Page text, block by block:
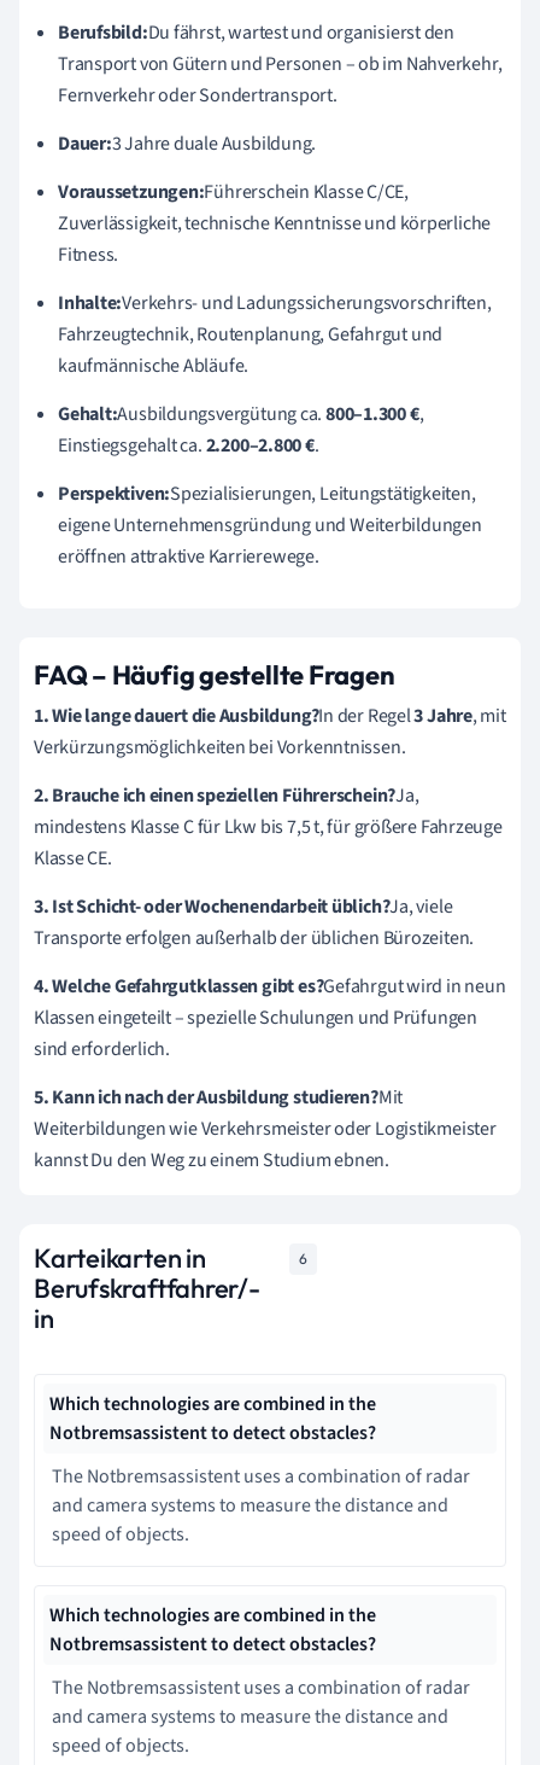
Berufsbild:Du fährst, wartest und organisierst den
Transport von Gütern und Personen – ob im Nahverkehr,
Fernverkehr oder Sondertransport.
Dauer:3 Jahre duale Ausbildung.
Voraussetzungen:Führerschein Klasse C/CE,
Zuverlässigkeit, technische Kenntnisse und körperliche
Fitness.
Inhalte:Verkehrs- und Ladungssicherungsvorschriften,
Fahrzeugtechnik, Routenplanung, Gefahrgut und
kaufmännische Abläufe.
Gehalt:Ausbildungsvergütung ca.800–1.300 €,
Einstiegsgehalt ca.2.200–2.800 €.
Perspektiven:Spezialisierungen, Leitungstätigkeiten,
eigene Unternehmensgründung und Weiterbildungen
eröffnen attraktive Karrierewege.
FAQ – Häufig gestellte Fragen
1. Wie lange dauert die Ausbildung?In der Regel3 Jahre, mit
Verkürzungsmöglichkeiten bei Vorkenntnissen.
2. Brauche ich einen speziellen Führerschein?Ja,
mindestens Klasse C für Lkw bis 7,5 t, für größere Fahrzeuge
Klasse CE.
3. Ist Schicht- oder Wochenendarbeit üblich?Ja, viele
Transporte erfolgen außerhalb der üblichen Bürozeiten.
4. Welche Gefahrgutklassen gibt es?Gefahrgut wird in neun
Klassen eingeteilt – spezielle Schulungen und Prüfungen
sind erforderlich.
5. Kann ich nach der Ausbildung studieren?Mit
Weiterbildungen wie Verkehrsmeister oder Logistikmeister
kannst Du den Weg zu einem Studium ebnen.
Karteikarten in
Berufskraftfahrer/-
in
6
Which technologies are combined in the
Notbremsassistent to detect obstacles?
The Notbremsassistent uses a combination of radar
and camera systems to measure the distance and
speed of objects.
Which technologies are combined in the
Notbremsassistent to detect obstacles?
The Notbremsassistent uses a combination of radar
and camera systems to measure the distance and
speed of objects.